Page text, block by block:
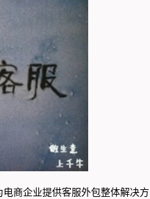
商企业提供客服外包整体解决方